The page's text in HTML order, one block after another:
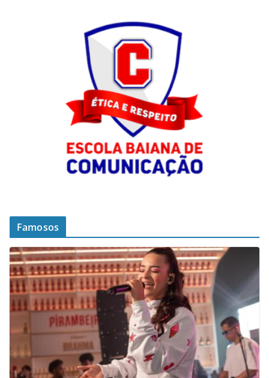
Famosos